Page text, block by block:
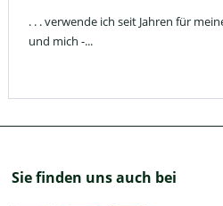
. . . verwende ich seit Jahren für
und mich -...
Sie finden uns auch bei